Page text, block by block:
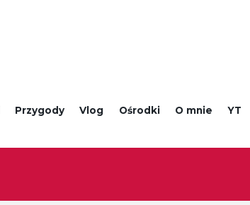
Przygody Vlog Ośrodki O mnie YT